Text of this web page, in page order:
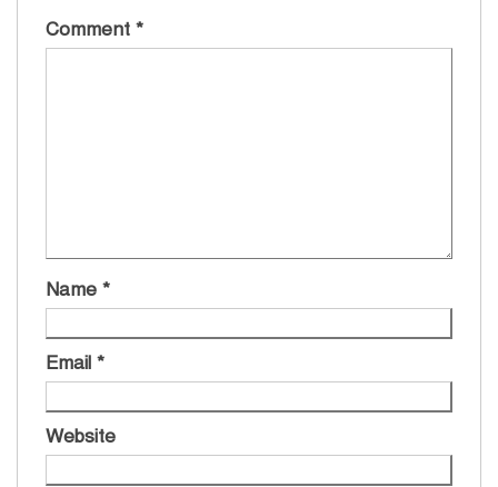
Comment *
Name *
Email *
Website